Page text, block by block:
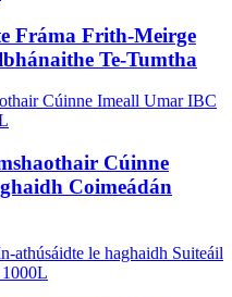
Fráma Frith-Meirge
Te-Tumtha
Cúinne
Coimeádán